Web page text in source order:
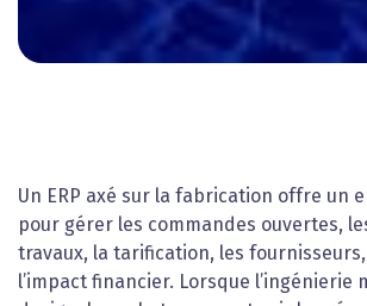
Un ERP axé sur la fabrication offre un
pour gérer les commandes ouvertes,
travaux, la tarification, les
l’impact financier. Lorsque l’ingénierie